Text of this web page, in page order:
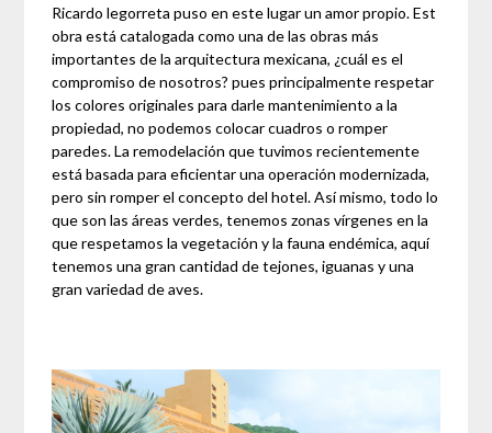
Ricardo legorreta puso en este lugar un amor propio. Est
obra está catalogada como una de las obras más
importantes de la arquitectura mexicana, ¿cuál es el
compromiso de nosotros? pues principalmente respetar
los colores originales para darle mantenimiento a la
propiedad, no podemos colocar cuadros o romper
paredes. La remodelación que tuvimos recientemente
está basada para eficientar una operación modernizada,
pero sin romper el concepto del hotel. Así mismo, todo lo
que son las áreas verdes, tenemos zonas vírgenes en la
que respetamos la vegetación y la fauna endémica, aquí
tenemos una gran cantidad de tejones, iguanas y una
gran variedad de aves.